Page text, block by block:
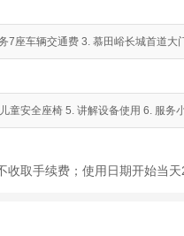
7座车辆交通费 3. 慕田峪长城首道大
童安全座椅 5. 讲解设备使用 6. 服务
取手续费；使用日期开始当